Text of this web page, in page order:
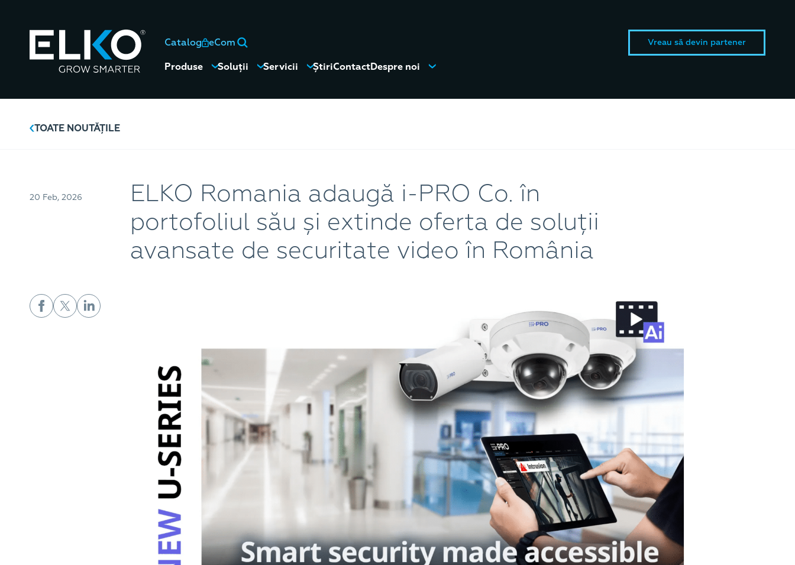
Catalog eCom Vreau să devin partener
Produse Soluții Servicii ȘtiriContactDespre noi
TOATE NOUTĂȚILE
20 Feb, 2026
ELKO Romania adaugă i-PRO Co. în
portofoliul său și extinde oferta de soluții
avansate de securitate video în România